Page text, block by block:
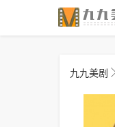
九九美剧